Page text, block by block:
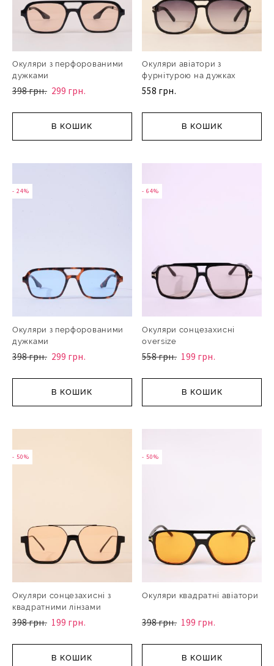
Окуляри з перфорованими
дужками
398 грн. 299 грн.
В КОШИК
Окуляри авіатори з
фурнітурою на дужках
558 грн.
В КОШИК
- 24%
Окуляри з перфорованими
дужками
398 грн. 299 грн.
В КОШИК
- 64%
Окуляри сонцезахисні
oversize
558 грн. 199 грн.
В КОШИК
- 50%
Окуляри сонцезахисні з
квадратними лінзами
398 грн. 199 грн.
В КОШИК
- 50%
Окуляри квадратні авіатори
398 грн. 199 грн.
В КОШИК